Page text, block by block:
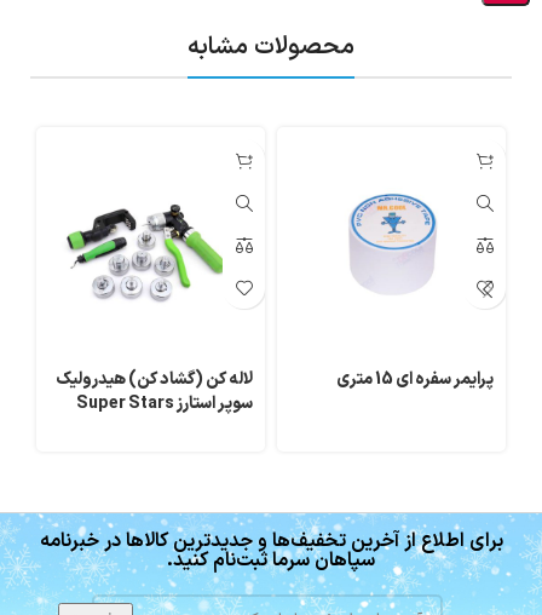
محصولات مشابه
پرایمر سفره ای 15 متری
لاله کن (گشاد کن) هیدرولیک
سوپر استارز Super Stars
برای اطلاع از آخرین تخفیف‌ها و جدیدترین کالاها در خبرنامه
سپاهان سرما ثبت‌نام کنید.